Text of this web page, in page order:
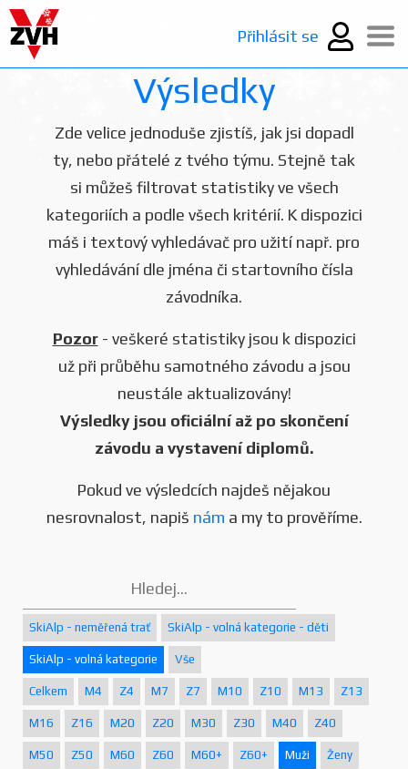
Přihlásit se
Výsledky
Zde velice jednoduše zjistíš, jak jsi dopadl
ty, nebo přátelé z tvého týmu. Stejně tak
si můžeš filtrovat statistiky ve všech
kategoriích a podle všech kritérií. K dispozici
máš i textový vyhledávač pro užití např. pro
vyhledávání dle jména či startovního čísla
závodníka.
Pozor- veškeré statistiky jsou k dispozici
už při průběhu samotného závodu a jsou
neustále aktualizovány!
Výsledky jsou oficiální až po skončení
závodu a vystavení diplomů.
Pokud ve výsledcích najdeš nějakou
nesrovnalost, napiš nám a my to prověříme.
SkiAlp - neměřená trať SkiAlp - volná kategorie - děti
SkiAlp - volná kategorie Vše
Celkem M4 Z4 M7 Z7 M10 Z10 M13 Z13
M16 Z16 M20 Z20 M30 Z30 M40 Z40
M50 Z50 M60 Z60 M60+ Z60+ Muži Ženy